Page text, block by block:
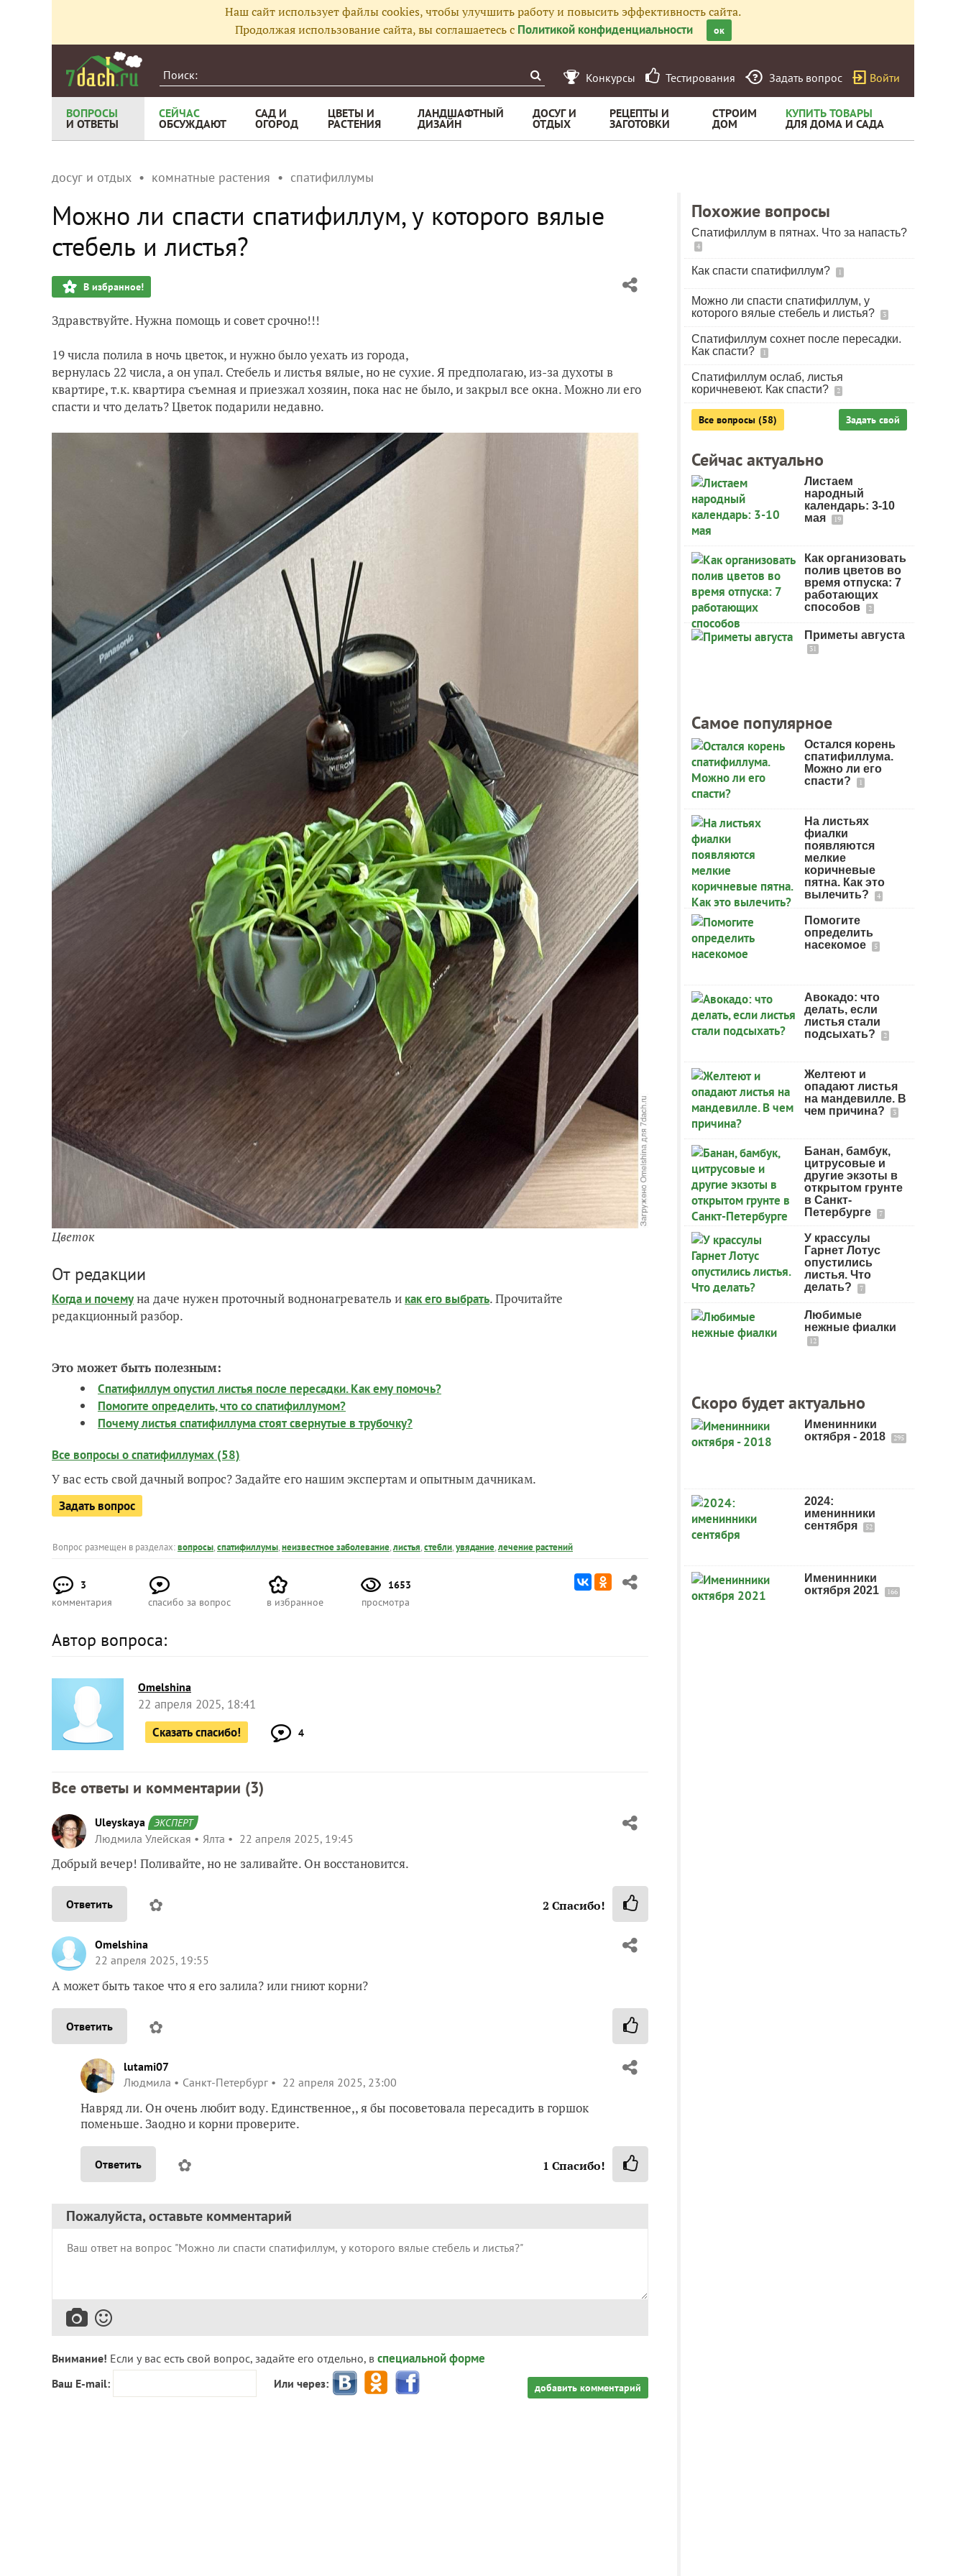
Наш сайт использует файлы cookies, чтобы улучшить работу и повысить эффективность сайта.
Продолжая использование сайта, вы соглашаетесь с Политикой конфиденциальности ок
Конкурсы Тестирования Задать вопрос Войти
ВОПРОСЫ
И ОТВЕТЫ
СЕЙЧАС
ОБСУЖДАЮТ
САД И
ОГОРОД
ЦВЕТЫ И
РАСТЕНИЯ
ЛАНДШАФТНЫЙ
ДИЗАЙН
ДОСУГ И
ОТДЫХ
РЕЦЕПТЫ И
ЗАГОТОВКИ
СТРОИМ
ДОМ
КУПИТЬ ТОВАРЫ
ДЛЯ ДОМА И САДА
досуг и отдых комнатные растения спатифиллумы
Можно ли спасти спатифиллум, у которого вялые
стебель и листья?
В избранное!
Здравствуйте. Нужна помощь и совет срочно!!!
19 числа полила в ночь цветок, и нужно было уехать из города,
вернулась 22 числа, а он упал. Стебель и листья вялые, но не сухие. Я предполагаю, из-за духоты в
квартире, т.к. квартира съемная и приезжал хозяин, пока нас не было, и закрыл все окна. Можно ли его
спасти и что делать? Цветок подарили недавно.
Цветок
От редакции
Когда и почемуна даче нужен проточный воднонагреватель и как его выбрать. Прочитайте
редакционный разбор.
Это может быть полезным:
Спатифиллум опустил листья после пересадки. Как ему помочь?
Помогите определить, что со спатифиллумом?
Почему листья спатифиллума стоят свернутые в трубочку?
Все вопросы о спатифиллумах (58)
У вас есть свой дачный вопрос? Задайте его нашим экспертам и опытным дачникам.
Задать вопрос
Вопрос размещен в разделах:вопросы,спатифиллумы,неизвестное заболевание,листья,стебли,увядание,лечение растений
3
комментария
спасибо за вопрос в избранное
1653
просмотра
Автор вопроса:
Omelshina
22 апреля 2025, 18:41
Сказать спасибо!
4
Все ответы и комментарии (3)
Uleyskaya ЭКСПЕРТ
Людмила Улейская Ялта 22 апреля 2025, 19:45
Добрый вечер! Поливайте, но не заливайте. Он восстановится.
Ответить ✿ 2 Спасибо!
Omelshina
22 апреля 2025, 19:55
А может быть такое что я его залила? или гниют корни?
Ответить ✿
lutami07
Людмила
Санкт-Петербург 22 апреля 2025, 23:00
Навряд ли. Он очень любит воду. Единственное,, я бы посоветовала пересадить в горшок
поменьше. Заодно и корни проверите.
Ответить ✿ 1 Спасибо!
Пожалуйста, оставьте комментарий
Внимание! Если у вас есть свой вопрос, задайте его отдельно, в специальной форме
Ваш E-mail: Или через: добавить комментарий
Похожие вопросы
Спатифиллум в пятнах. Что за напасть?
4
Как спасти спатифиллум? 1
Можно ли спасти спатифиллум, у
которого вялые стебель и листья?
3
Спатифиллум сохнет после пересадки.
Как спасти?
1
Спатифиллум ослаб, листья
коричневеют. Как спасти?
2
Все вопросы (58) Задать свой
Сейчас актуально
Листаем
народный
календарь: 3-10
мая
19
Как организовать
полив цветов во
время отпуска: 7
работающих
способов
2
Приметы августа
31
Самое популярное
Остался корень
спатифиллума.
Можно ли его
спасти?
1
На листьях
фиалки
появляются
мелкие
коричневые
пятна. Как это
вылечить?
4
Помогите
определить
насекомое
5
Авокадо: что
делать, если
листья стали
подсыхать?
2
Желтеют и
опадают листья
на мандевилле. В
чем причина?
3
Банан, бамбук,
цитрусовые и
другие экзоты в
открытом грунте
в Санкт-
Петербурге
7
У крассулы
Гарнет Лотус
опустились
листья. Что
делать?
7
Любимые
нежные фиалки
12
Скоро будет актуально
Именинники
октября - 2018
295
2024:
именинники
сентября
52
Именинники
октября 2021
166